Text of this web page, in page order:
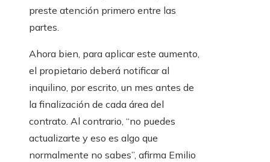
preste atención primero entre las
partes.
Ahora bien, para aplicar este aumento,
el propietario deberá notificar al
inquilino, por escrito, un mes antes de
la finalización de cada área del
contrato. Al contrario, “no puedes
actualizarte y eso es algo que
normalmente no sabes”, afirma Emilio